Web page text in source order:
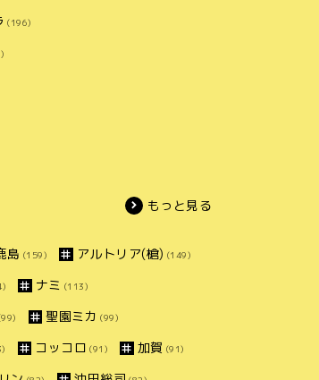
(196)
もっと見る
島 (159) アルトリア(槍) (149)
ナミ (113)
聖園ミカ (99)
コッコロ (91) 加賀 (91)